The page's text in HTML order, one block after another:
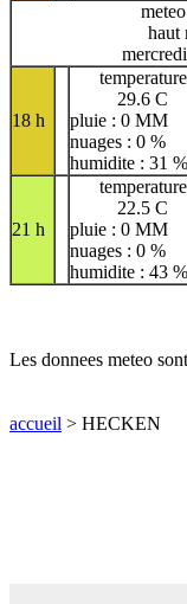
haut
18 h
temperature
29.6 C
pluie : 0 MM
nuages : 0 %
humidite : 31 %
21 h
temperature
22.5 C
pluie : 0 MM
nuages : 0 %
humidite : 43 %
Les donnees meteo
accueil > HECKEN